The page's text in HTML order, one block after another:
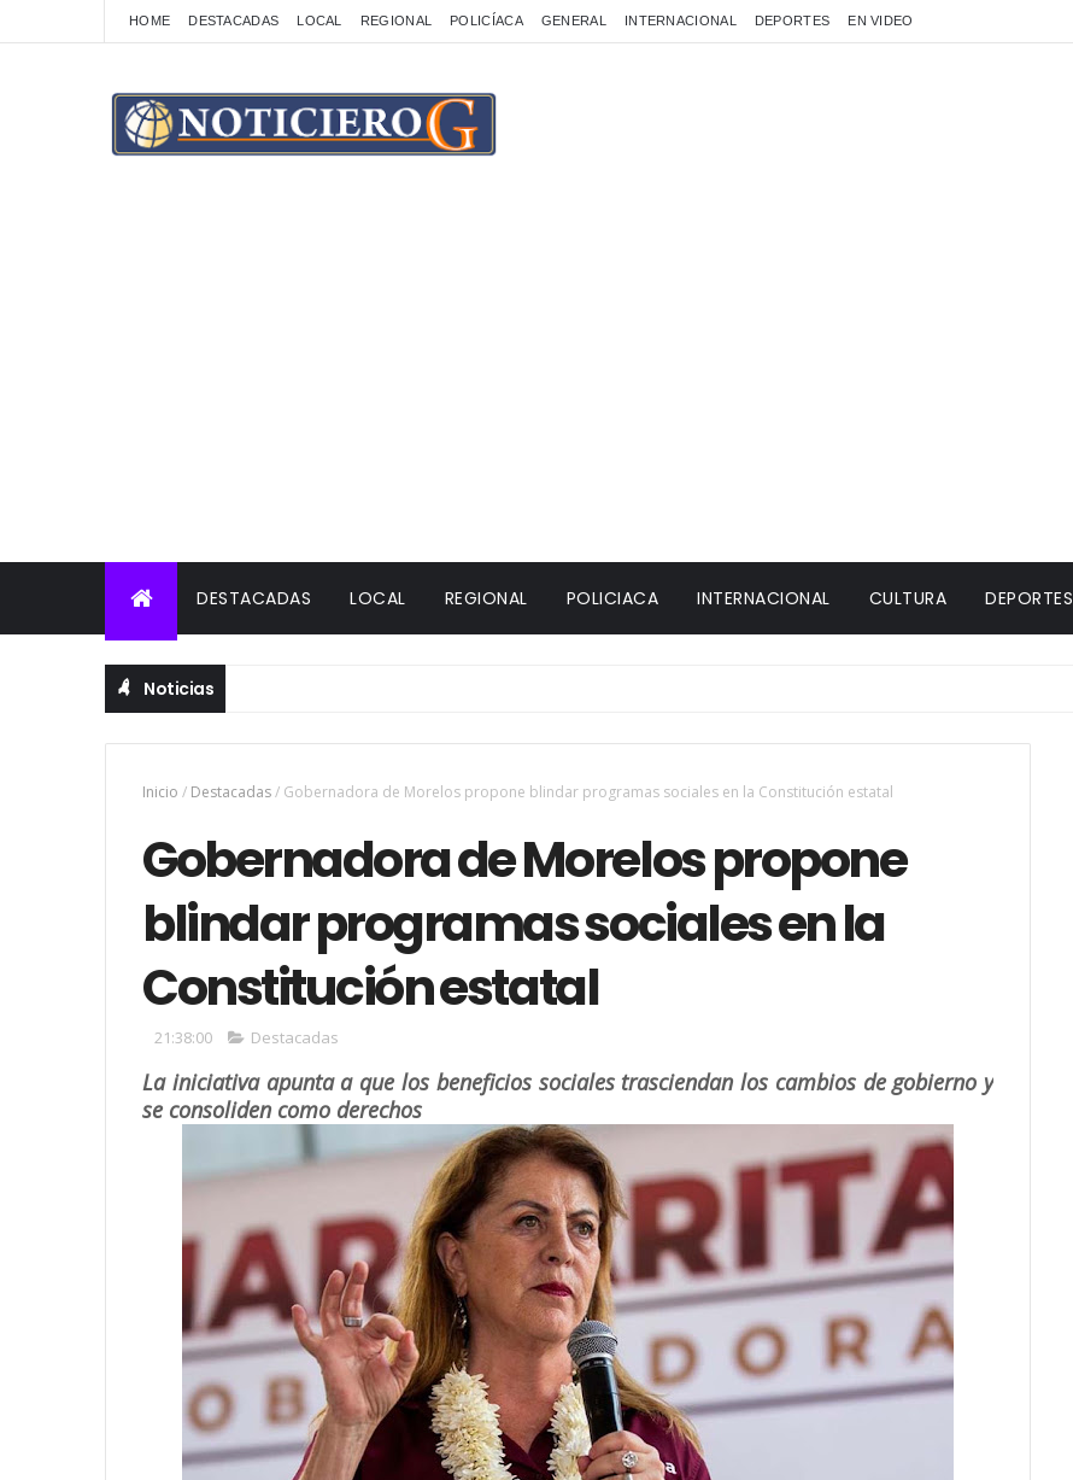
HOME DESTACADAS LOCAL REGIONAL POLICÍACA GENERAL INTERNACIONAL DEPORTES EN VIDEO
DESTACADAS LOCAL REGIONAL POLICIACA INTERNACIONAL CULTURA DEPORTES
Noticias
Inicio / Destacadas/ Gobernadora de Morelos propone blindar programas sociales en la Constitución estatal
Gobernadora de Morelos propone
blindar programas sociales en la
Constitución estatal
21:38:00 Destacadas
La iniciativa apunta a que los beneficios sociales trasciendan los cambios de gobierno y
se consoliden como derechos